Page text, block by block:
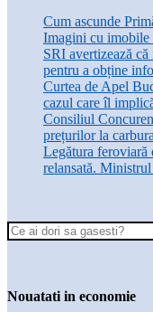
Cum ascunde
Imagini cu
SRI avertizează
pentru a obține
Curtea de Apel
cazul care îl
Consiliul
prețurilor la
Legătura feroviară
relansată.
Nouatati in economie